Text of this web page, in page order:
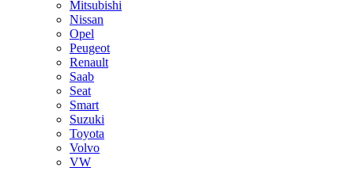
Mitsubishi
Nissan
Opel
Peugeot
Renault
Saab
Seat
Smart
Suzuki
Toyota
Volvo
VW